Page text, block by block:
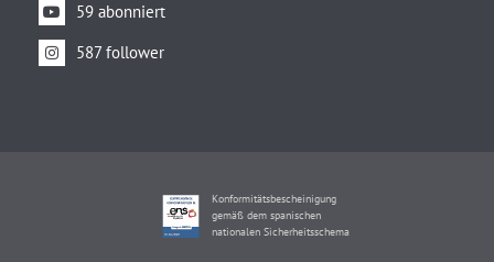
59 abonniert
587 follower
Konformitätsbescheinigung
gemäß dem spanischen
nationalen Sicherheitsschema